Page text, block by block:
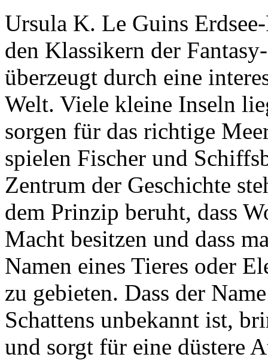
Ursula K. Le Guins
den Klassikern der
überzeugt durch eine
Welt. Viele kleine Inseln
sorgen für das richtige
spielen Fischer und
Zentrum der Geschichte
dem Prinzip beruht, dass
Macht besitzen und dass
Namen eines Tieres oder
zu gebieten. Dass der
Schattens unbekannt ist,
und sorgt für eine düstere